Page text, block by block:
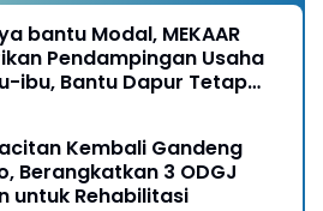
bantu Modal, MEKAAR
Pendampingan Usaha
ibu, Bantu Dapur Tetap
Kembali Gandeng
Berangkatkan 3 ODGJ
untuk Rehabilitasi